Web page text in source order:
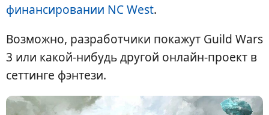
финансировании NC West.
Возможно, разработчики покажут Guild Wars
3 или какой-нибудь другой онлайн-проект в
сеттинге фэнтези.